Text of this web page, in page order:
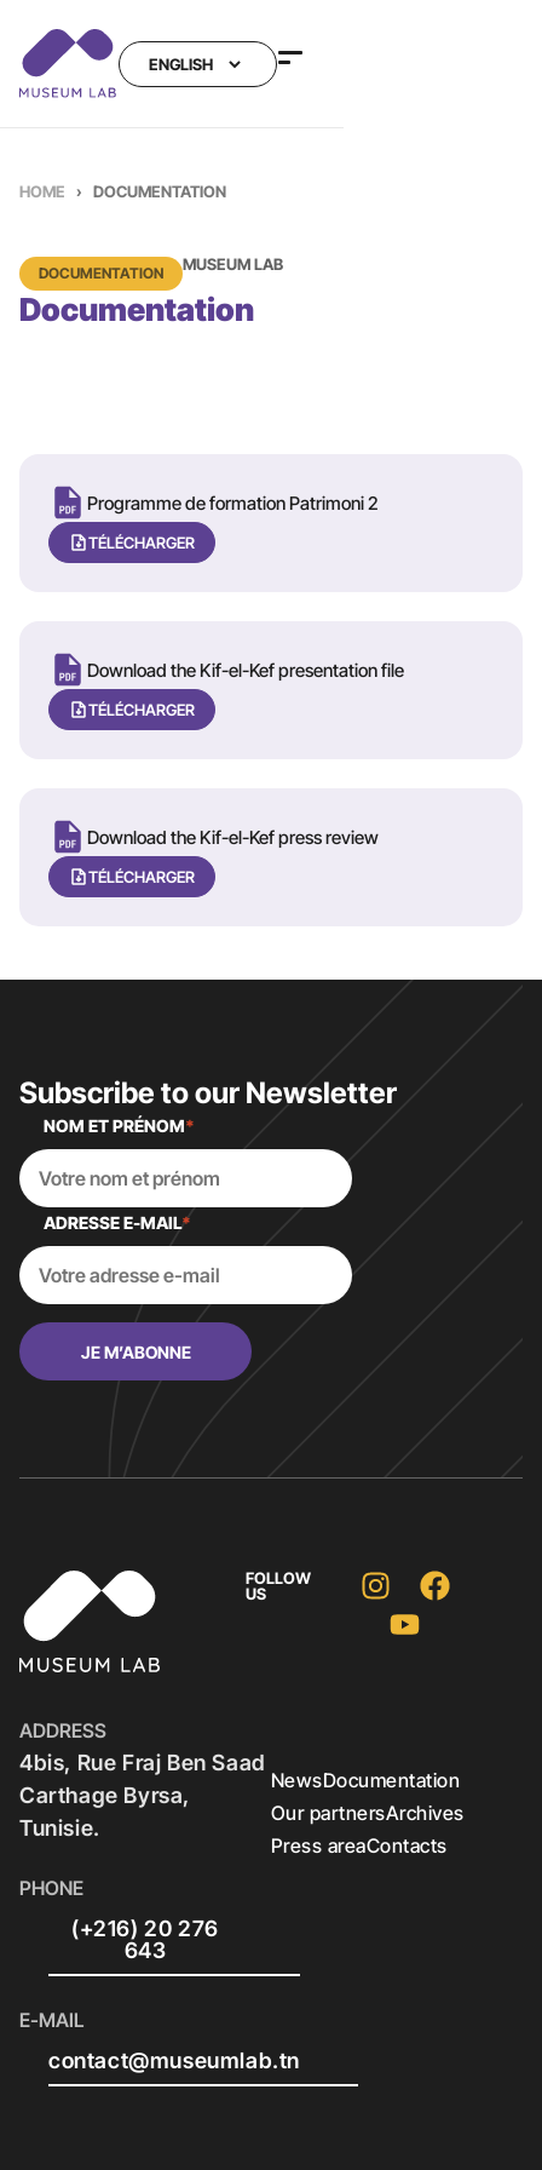
HOME › DOCUMENTATION
DOCUMENTATION MUSEUM LAB
Documentation
Programme de formation Patrimoni 2
TÉLÉCHARGER
Download the Kif-el-Kef presentation file
TÉLÉCHARGER
Download the Kif-el-Kef press review
TÉLÉCHARGER
Subscribe to our Newsletter
NOM ET PRÉNOM*
ADRESSE E-MAIL*
FOLLOW
US
ADDRESS
4bis, Rue Fraj Ben Saad
Carthage Byrsa,
Tunisie.
PHONE
(+216) 20 276
643
E-MAIL
contact@museumlab.tn
NewsDocumentation
Our partnersArchives
Press areaContacts